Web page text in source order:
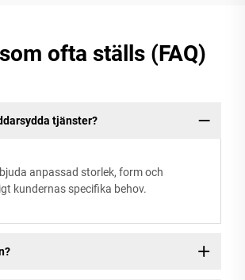
ofta ställs (FAQ)
tjänster?
anpassad storlek, form och
kundernas specifika behov.